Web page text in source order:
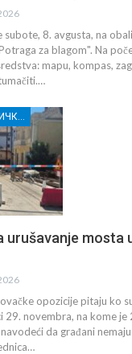
8. avgusta, na
za blagom". Na
mapu, kompas,
ЈАЧАЊЕ ДОПИСНИЧКЕ МРЕЖЕ НЕЗАВИСНИХ МЕДИЈА У РАСИНСКОМ ОКРУГУ
urušavanje mosta
opozicije pitaju ko
29. novembra, na kome je
da građani